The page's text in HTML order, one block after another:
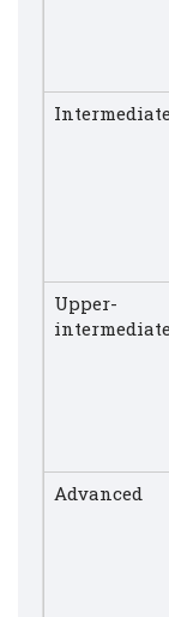
Upper-
Advanced